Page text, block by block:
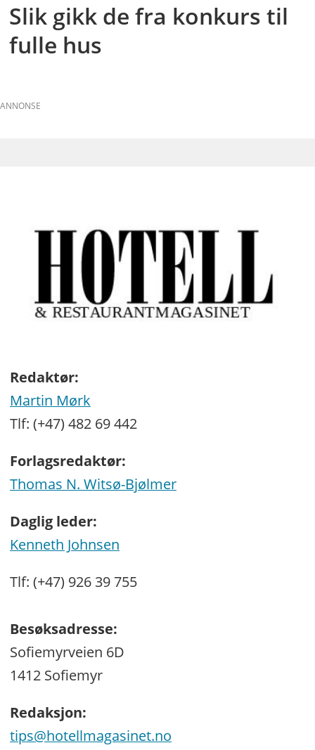
Slik gikk de fra konkurs til
fulle hus
ANNONSE
Redaktør:
Martin Mørk
Tlf: (+47) 482 69 442
Forlagsredaktør:
Thomas N. Witsø-Bjølmer
Daglig leder:
Kenneth Johnsen
Tlf: (+47) 926 39 755
Besøksadresse:
Sofiemyrveien 6D
1412 Sofiemyr
Redaksjon:
tips@hotellmagasinet.no